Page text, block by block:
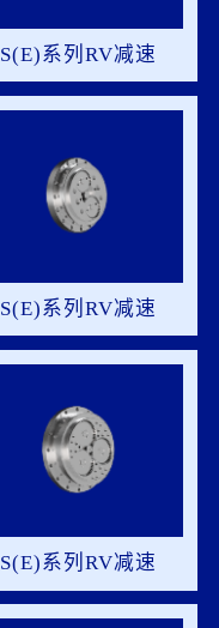
S(E)系列RV减速
机-20S-裸机
S(E)系列RV减速
机-40S-裸机
S(E)系列RV减速
机-80S-裸机